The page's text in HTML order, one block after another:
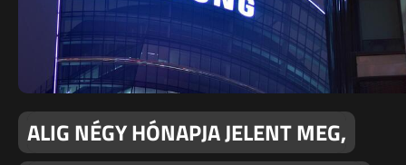
ALIG NÉGY HÓNAPJA JELENT MEG,